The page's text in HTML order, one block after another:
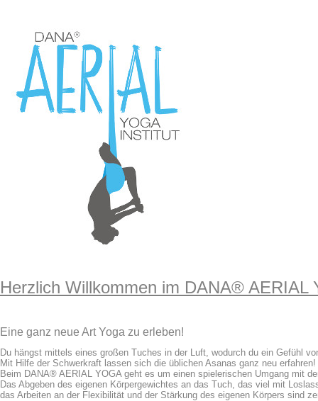
Herzlich Willkommen im DANA® AERIAL
Eine ganz neue Art Yoga zu erleben!
Du hängst mittels eines großen Tuches in der Luft, wodurch du ein Gefühl
Mit Hilfe der Schwerkraft lassen sich die üblichen Asanas ganz neu erfahren!
Beim DANA® AERIAL YOGA geht es um einen spielerischen Umgang mit
Das Abgeben des eigenen Körpergewichtes an das Tuch, das viel mit
das Arbeiten an der Flexibilität und der Stärkung des eigenen Körpers sind